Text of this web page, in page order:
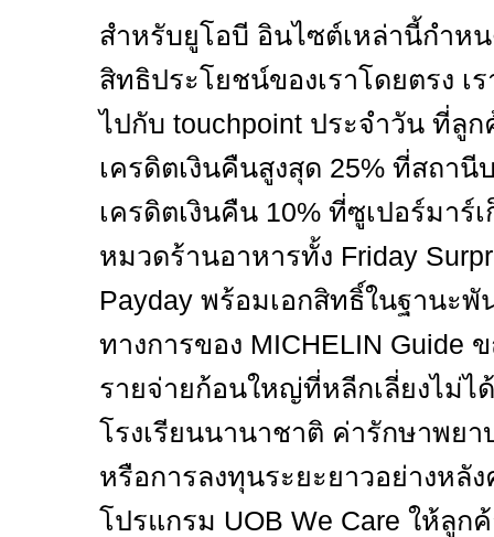
สำหรับยูโอบี อินไซต์เหล่านี้กำห
สิทธิประโยชน์ของเราโดยตรง เ
ไปกับ touchpoint ประจำวัน ที่ลูก
เครดิตเงินคืนสูงสุด 25% ที่สถานี
เครดิตเงินคืน 10% ที่ซูเปอร์มาร์
หมวดร้านอาหารทั้ง Friday
Payday พร้อมเอกสิทธิ์ในฐานะพั
ทางการของ MICHELIN Guide
รายจ่ายก้อนใหญ่ที่หลีกเลี่ยงไม่ไ
โรงเรียนนานาชาติ ค่ารักษาพยา
หรือการลงทุนระยะยาวอย่างหลั
โปรแกรม UOB We Care ให้ลูก